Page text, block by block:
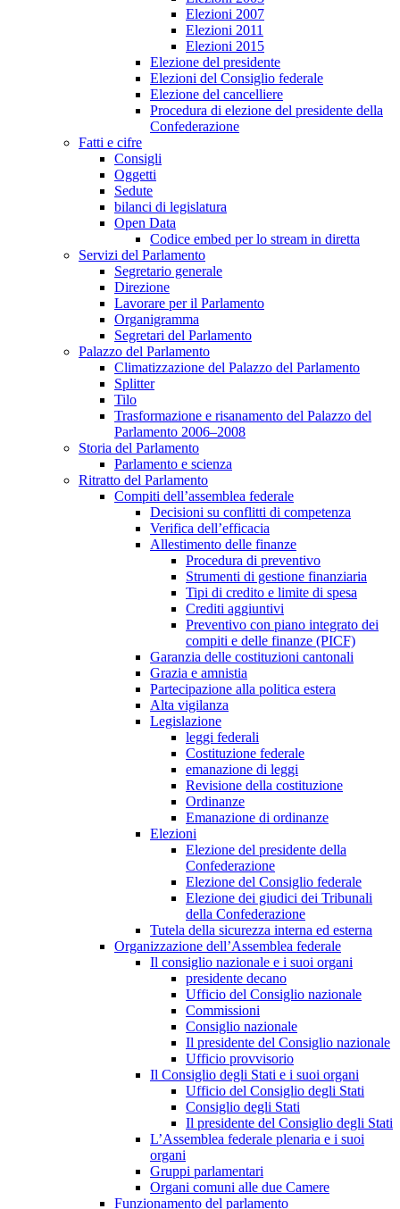
Elezioni 2007
Elezioni 2011
Elezioni 2015
Elezione del presidente
Elezioni del Consiglio federale
Elezione del cancelliere
Procedura di elezione del presidente della
Confederazione
Fatti e cifre
Consigli
Oggetti
Sedute
bilanci di legislatura
Open Data
Codice embed per lo stream in diretta
Servizi del Parlamento
Segretario generale
Direzione
Lavorare per il Parlamento
Organigramma
Segretari del Parlamento
Palazzo del Parlamento
Climatizzazione del Palazzo del Parlamento
Splitter
Tilo
Trasformazione e risanamento del Palazzo del
Parlamento 2006–2008
Storia del Parlamento
Parlamento e scienza
Ritratto del Parlamento
Compiti dell’assemblea federale
Decisioni su conflitti di competenza
Verifica dell’efficacia
Allestimento delle finanze
Procedura di preventivo
Strumenti di gestione finanziaria
Tipi di credito e limite di spesa
Crediti aggiuntivi
Preventivo con piano integrato dei
compiti e delle finanze (PICF)
Garanzia delle costituzioni cantonali
Grazia e amnistia
Partecipazione alla politica estera
Alta vigilanza
Legislazione
leggi federali
Costituzione federale
emanazione di leggi
Revisione della costituzione
Ordinanze
Emanazione di ordinanze
Elezioni
Elezione del presidente della
Confederazione
Elezione del Consiglio federale
Elezione dei giudici dei Tribunali
della Confederazione
Tutela della sicurezza interna ed esterna
Organizzazione dell’Assemblea federale
Il consiglio nazionale e i suoi organi
presidente decano
Ufficio del Consiglio nazionale
Commissioni
Consiglio nazionale
Il presidente del Consiglio nazionale
Ufficio provvisorio
Il Consiglio degli Stati e i suoi organi
Ufficio del Consiglio degli Stati
Consiglio degli Stati
Il presidente del Consiglio degli Stati
L’Assemblea federale plenaria e i suoi
organi
Gruppi parlamentari
Organi comuni alle due Camere
Funzionamento del parlamento